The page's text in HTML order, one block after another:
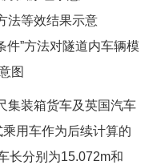
法等效结果示意
件”方法对隧道内车辆模
图
装箱货车及英国汽车
用车作为后续计算的
长分别为15.072m和